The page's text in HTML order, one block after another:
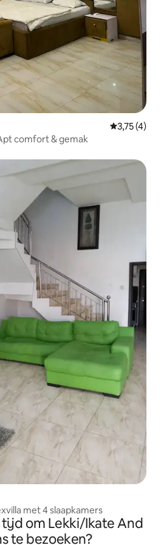
3,75 (4)
comfort & gemak
met 4 slaapkamers
om Lekki/Ikate And
te bezoeken?